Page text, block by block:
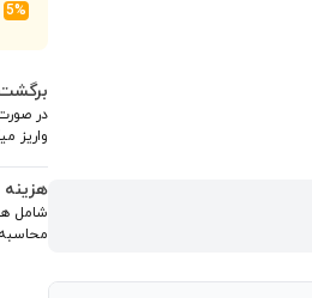
5%
برگشت
واریز
هزینه
شامل